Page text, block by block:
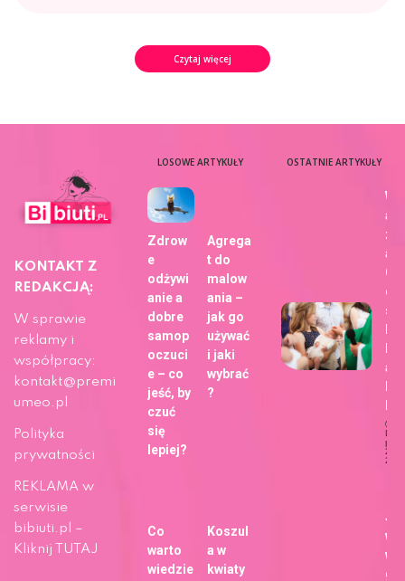
Czytaj więcej
KONTAKT Z
REDAKCJĄ:
W sprawie
reklamy i
współpracy:
kontakt@premi
umeo.pl
Polityka
prywatności
REKLAMA w
serwisie
bibiuti.pl –
Kliknij TUTAJ
LOSOWE ARTYKUŁY
Zdrow
e
odżywi
anie a
dobre
samop
oczuci
e – co
jeść, by
czuć
się
lepiej?
Agrega
t do
malow
ania –
jak go
używać
i jaki
wybrać
?
Co
warto
wiedzie
Koszul
a w
kwiaty
OSTATNIE ARTYKUŁY
aj
a
dla
29